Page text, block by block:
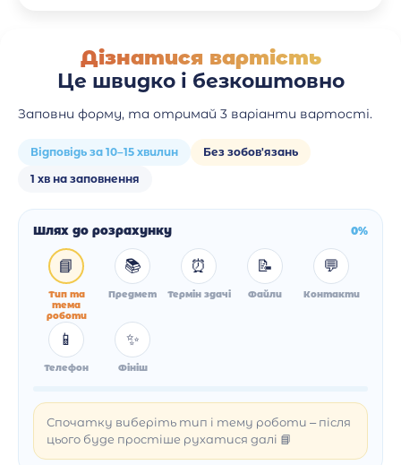
Дізнатися вартість
Це швидко і безкоштовно
Заповни форму, та отримай 3 варіанти вартості.
Відповідь за 10–15 хвилин
Без зобов'язань
1 хв на заповнення
Шлях до розрахунку 0%
📘
Тип та
тема
роботи
📚
Предмет
⏰
Термін здачі
📝
Файли
💬
Контакти
📱
Телефон
✨
Фініш
Спочатку виберіть тип і тему роботи – після
цього буде простіше рухатися далі 📘